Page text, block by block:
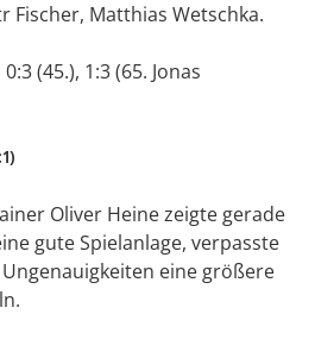
Fischer, Matthias Wetschka.
(45.), 1:3 (65. Jonas
Oliver Heine zeigte gerade
gute Spielanlage, verpasste
eine größere